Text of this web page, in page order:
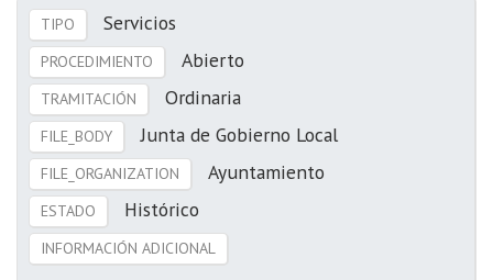
TIPO Servicios
PROCEDIMIENTO Abierto
TRAMITACIÓN Ordinaria
FILE_BODY Junta de Gobierno Local
FILE_ORGANIZATION Ayuntamiento
ESTADO Histórico
INFORMACIÓN ADICIONAL